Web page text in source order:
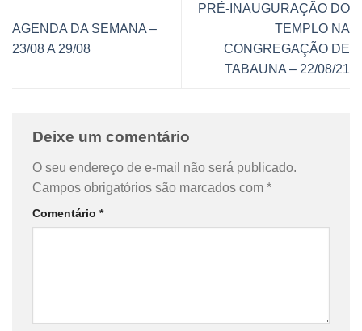
AGENDA DA SEMANA –
23/08 A 29/08
PRÉ-INAUGURAÇÃO DO
TEMPLO NA
CONGREGAÇÃO DE
TABAUNA – 22/08/21
Deixe um comentário
O seu endereço de e-mail não será publicado.
Campos obrigatórios são marcados com *
Comentário *